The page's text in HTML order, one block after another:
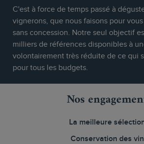
C'est à force de temps passé à
vignerons, que nous faisons pour
sans concession. Notre seul objectif
milliers de références disponibles à
volontairement très réduite de ce qui
pour tous les budgets.
Nos
La meilleure
Conservation des